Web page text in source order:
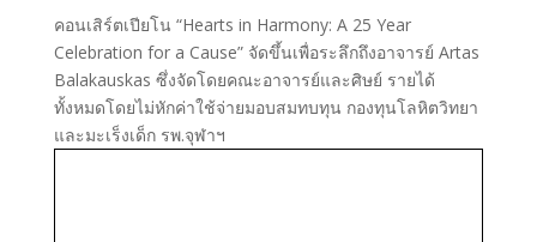
คอนเสิร์ตเปียโน “Hearts in Harmony: A 25 Year
Celebration for a Cause” จัดขึ้นเพื่อระลึกถึงอาจารย์ Artas
Balakauskas ซึ่งจัดโดยคณะอาจารย์และศิษย์ รายได้
ทั้งหมดโดยไม่หักค่าใช้จ่ายมอบสมทบทุน กองทุนโลหิตวิทยา
และมะเร็งเด็ก รพ.จุฬาฯ